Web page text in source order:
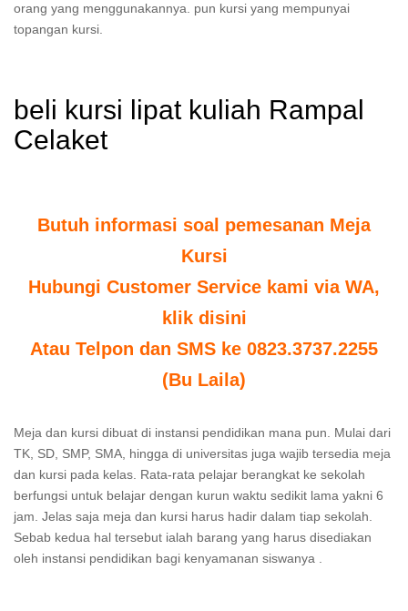
orang yang menggunakannya. pun kursi yang mempunyai
topangan kursi.
beli kursi lipat kuliah Rampal
Celaket
Butuh informasi soal pemesanan Meja
Kursi
Hubungi Customer Service kami via WA,
klik disini
Atau Telpon dan SMS ke 0823.3737.2255
(Bu Laila)
Meja dan kursi dibuat di instansi pendidikan mana pun. Mulai dari
TK, SD, SMP, SMA, hingga di universitas juga wajib tersedia meja
dan kursi pada kelas. Rata-rata pelajar berangkat ke sekolah
berfungsi untuk belajar dengan kurun waktu sedikit lama yakni 6
jam. Jelas saja meja dan kursi harus hadir dalam tiap sekolah.
Sebab kedua hal tersebut ialah barang yang harus disediakan
oleh instansi pendidikan bagi kenyamanan siswanya .